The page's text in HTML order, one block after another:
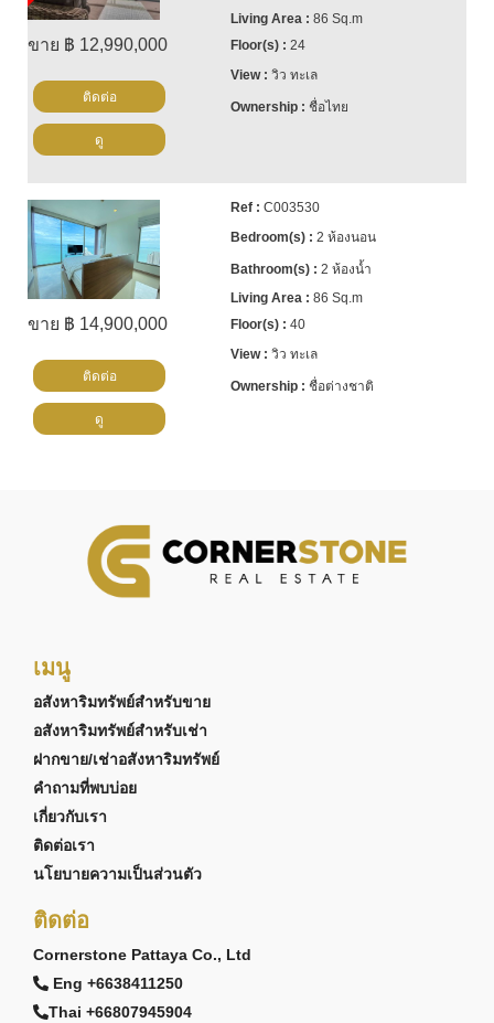
ขาย ฿ 12,990,000
86 Sq.m
24
วิว ทะเล
ชื่อไทย
ติดต่อ
ดู
ขาย ฿ 14,900,000
C003530
2 ห้องนอน
2 ห้องน้ำ
86 Sq.m
40
วิว ทะเล
ชื่อต่างชาติ
ติดต่อ
ดู
เมนู
อสังหาริมทรัพย์สำหรับขาย
อสังหาริมทรัพย์สำหรับเช่า
ฝากขาย/เช่าอสังหาริมทรัพย์
คำถามที่พบบ่อย
เกี่ยวกับเรา
ติดต่อเรา
นโยบายความเป็นส่วนตัว
ติดต่อ
Cornerstone Pattaya Co., Ltd
Eng +6638411250
Thai +66807945904